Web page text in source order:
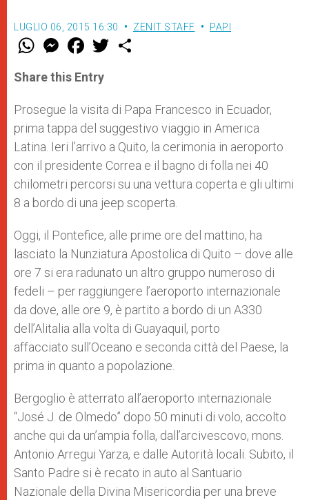
LUGLIO 06, 2015 16:30 ZENIT STAFF PAPI
W
t
s
p
p
M
e
s
e
g
e
r
F
a
e
b
o
k
w
r
Share this Entry
Prosegue la visita di Papa Francesco in Ecuador,
prima tappa del suggestivo viaggio in America
Latina. Ieri l’arrivo a Quito, la cerimonia in aeroporto
con il presidente Correa e il bagno di folla nei 40
chilometri percorsi su una vettura coperta e gli ultimi
8 a bordo di una jeep scoperta.
Oggi, il Pontefice, alle prime ore del mattino, ha
lasciato la Nunziatura Apostolica di Quito – dove alle
ore 7 si era radunato un altro gruppo numeroso di
fedeli – per raggiungere l’aeroporto internazionale
da dove, alle ore 9, è partito a bordo di un A330
dell’Alitalia alla volta di Guayaquil, porto
affacciato sull’Oceano e seconda città del Paese, la
prima in quanto a popolazione.
Bergoglio è atterrato all’aeroporto internazionale
“José J. de Olmedo” dopo 50 minuti di volo, accolto
anche qui da un’ampia folla, dall’arcivescovo, mons.
Antonio Arregui Yarza, e dalle Autorità locali. Subito, il
Santo Padre si è recato in auto al Santuario
Nazionale della Divina Misericordia per una breve